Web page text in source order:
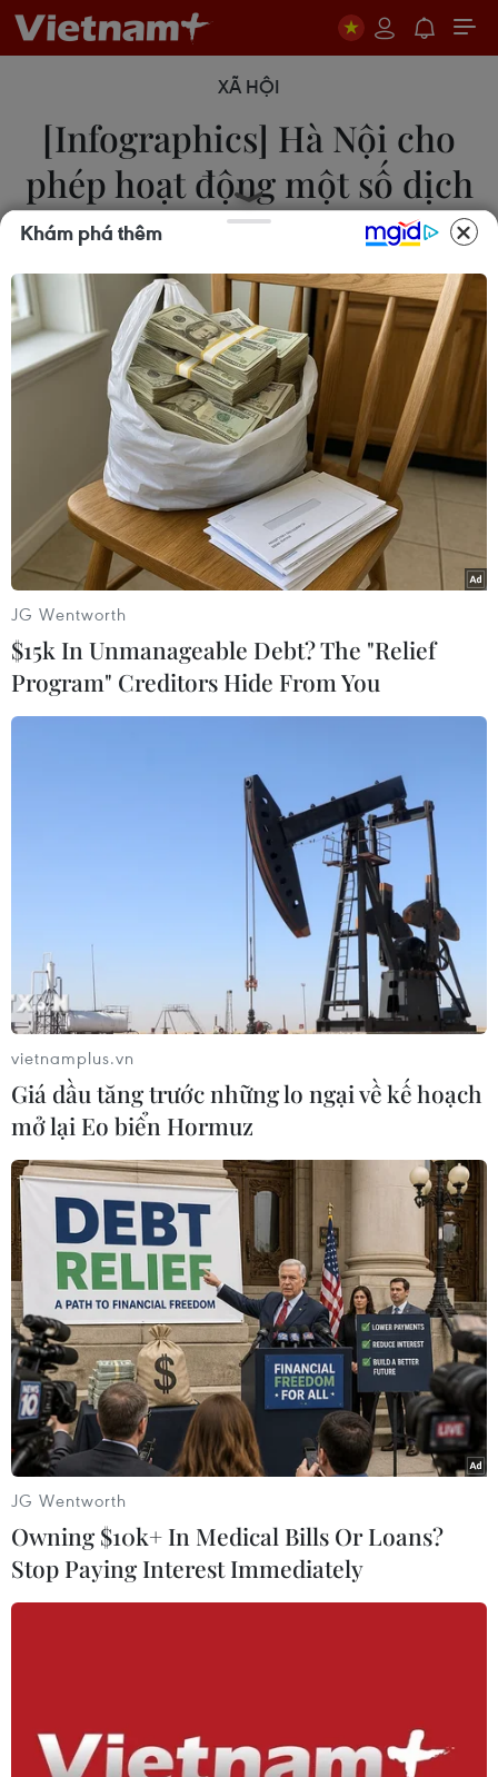
XÃ HỘI
[Infographics] Hà Nội cho
phép hoạt động một số dịch
vụ từ trưa 16/9
16/09/2021 00:06
UBND thành phố Hà Nội ban hành Văn bản Số
3084/UBND-KGVX về việc điều chỉnh một số biện
pháp phòng chống dịch. Theo đó, cho phép hoạt
động một số dịch vụ tại 19 địa bàn an toàn từ trưa
16/9/2021.
(Nhấp chuột để xem kích thước chuẩn)
(TTXVN/Vietnam+)
Khám phá thêm
JG Wentworth
$15k In Unmanageable Debt? The "Relief
Program" Creditors Hide From You
vietnamplus.vn
Giá dầu tăng trước những lo ngại về kế hoạch
mở lại Eo biển Hormuz
JG Wentworth
Owning $10k+ In Medical Bills Or Loans?
Stop Paying Interest Immediately